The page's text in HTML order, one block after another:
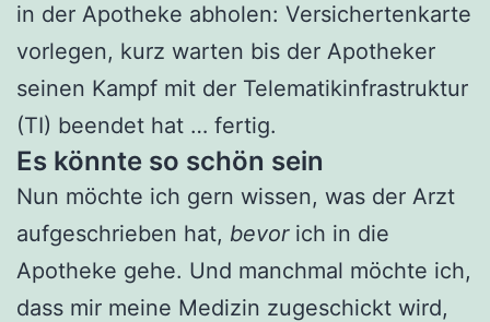
in der Apotheke abholen: Versichertenkarte
vorlegen, kurz warten bis der Apotheker
seinen Kampf mit der Telematikinfrastruktur
(TI) beendet hat … fertig.
Es könnte so schön sein
Nun möchte ich gern wissen, was der Arzt
aufgeschrieben hat, bevor ich in die
Apotheke gehe. Und manchmal möchte ich,
dass mir meine Medizin zugeschickt wird,